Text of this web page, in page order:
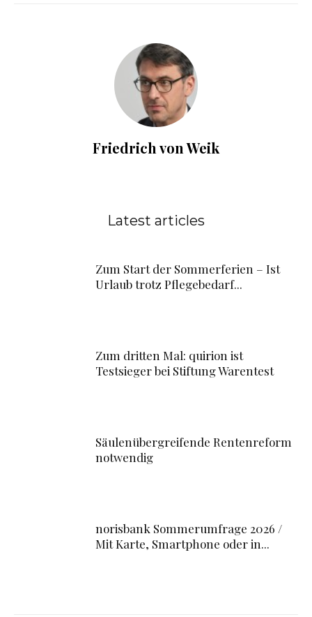
Friedrich von Weik
Latest articles
Zum Start der Sommerferien – Ist
Urlaub trotz Pflegebedarf...
Zum dritten Mal: quirion ist
Testsieger bei Stiftung Warentest
Säulenübergreifende Rentenreform
notwendig
norisbank Sommerumfrage 2026 /
Mit Karte, Smartphone oder in...